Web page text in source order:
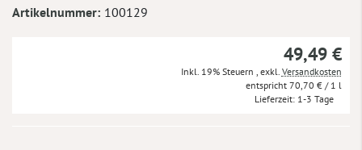
Artikelnummer 100129
49,49 €
Inkl. 19% Steuern exkl. Versandkosten
70,70 € / 1 l
Lieferzeit 1-3 Tage